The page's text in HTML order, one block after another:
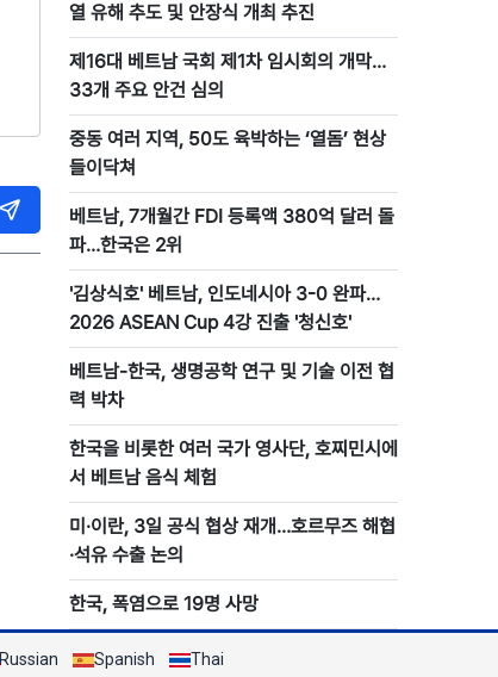
열 유해 추도 및 안장식 개최 추진
제16대 베트남 국회 제1차 임시회의 개막…
33개 주요 안건 심의
중동 여러 지역, 50도 육박하는 ‘열돔’ 현상
들이닥쳐
베트남, 7개월간 FDI 등록액 380억 달러 돌
파…한국은 2위
'김상식호' 베트남, 인도네시아 3-0 완파…
2026 ASEAN Cup 4강 진출 '청신호'
베트남-한국, 생명공학 연구 및 기술 이전 협
력 박차
한국을 비롯한 여러 국가 영사단, 호찌민시에
서 베트남 음식 체험
미·이란, 3일 공식 협상 재개…호르무즈 해협
·석유 수출 논의
한국, 폭염으로 19명 사망
Russian Spanish Thai